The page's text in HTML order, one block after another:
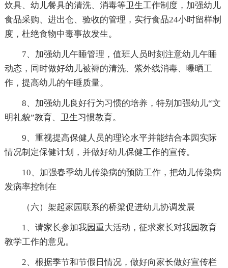
炊具、幼儿餐具的清洗、消毒等卫生工作制度，加强幼儿
食品采购、进出仓、验收的管理，实行食品24小时留样制
度，杜绝食物中毒事故发生。
7、加强幼儿午睡管理，值班人员时刻注意幼儿午睡
动态，同时做好幼儿被褥的清洗、紫外线消毒、曝晒工
作，提高幼儿的午睡质量。
8、加强幼儿良好行为习惯的培养，特别加强幼儿“文
明礼貌”教育、卫生习惯教育。
9、重视提高保健人员的理论水平并能结合本园实际
情况制定保健计划，并做好幼儿保健工作的宣传。
10、加强春季幼儿传染病的预防工作，把幼儿传染病
发病率控制在
（六）架起家园联系的桥梁促进幼儿协调发展
1、请家长参加我园重大活动，征求家长对我园教育
教学工作的意见。
2、根据季节和节假日情况，做好向家长做好宣传栏